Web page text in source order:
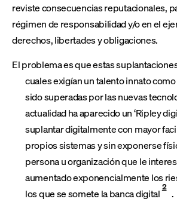
reviste consecuencias reputacionales,
régimen de responsabilidad y/o en el
derechos, libertades y obligaciones.
El problema es que estas
cuales exigían un talento innato
sido superadas por las nuevas
actualidad ha aparecido un ‘Ripley
suplantar digitalmente con mayor
propios sistemas y sin exponerse
persona u organización que le
aumentado exponencialmente los
los que se somete la banca digital
2
.